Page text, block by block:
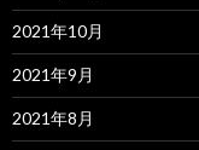
2021年10月
2021年9月
2021年8月